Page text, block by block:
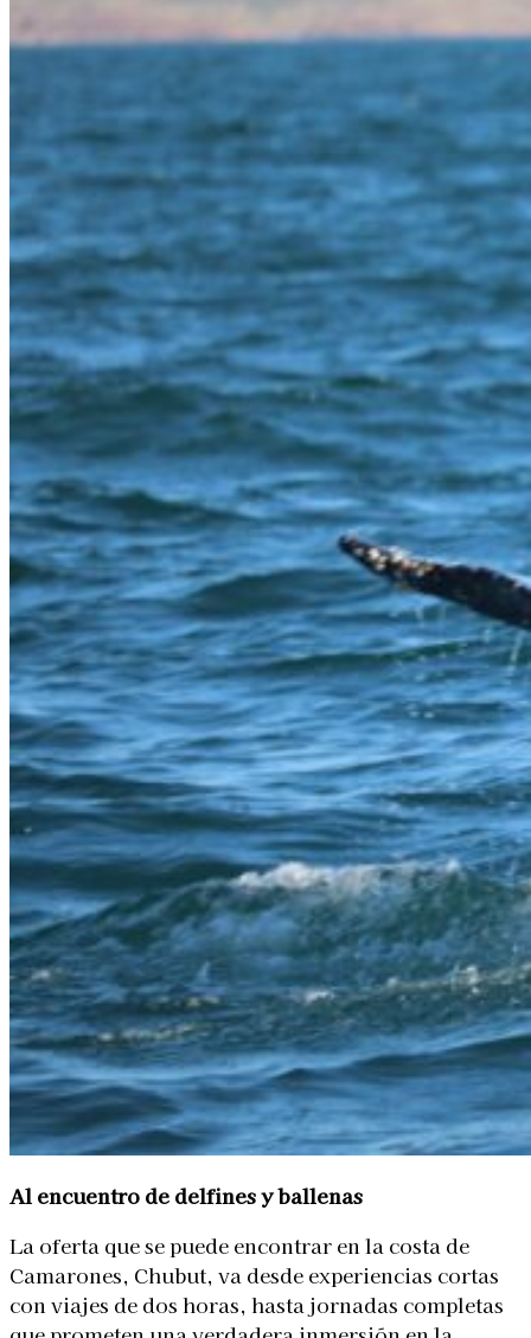
Al encuentro de delfines y ballenas
La oferta que se puede encontrar en la costa de
Camarones, Chubut, va desde experiencias cortas
con viajes de dos horas, hasta jornadas completas